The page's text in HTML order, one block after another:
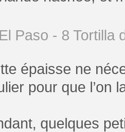
épaisse ne
pour que l’on
quelques